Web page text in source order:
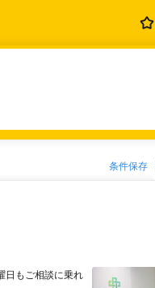
条件保存
日もご相談に乗れ